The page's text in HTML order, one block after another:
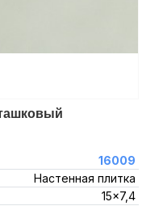
16009
Настенная плитка
15x7,4